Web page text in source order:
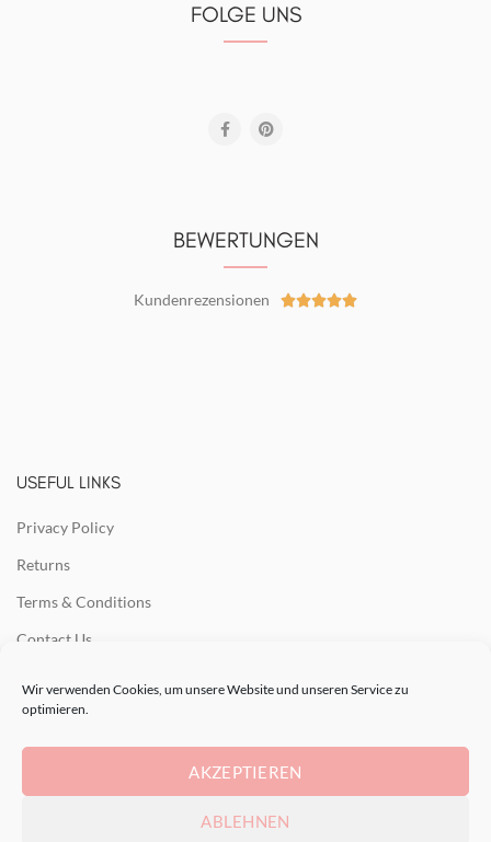
Wir verwenden Cookies, um unsere Website und unseren Service zu
optimieren.
AKZEPTIEREN
ABLEHNEN
FOLGE UNS
BEWERTUNGEN
Kundenrezensionen 
USEFUL LINKS
Privacy Policy
Returns
Terms & Conditions
Contact Us
Our Sitemap
RECENT POSTS